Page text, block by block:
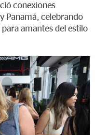
conexiones
Panamá, celebrando
amantes del estilo